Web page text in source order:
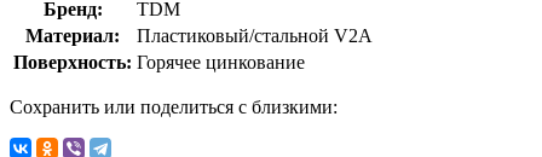
Бренд:
TDM
Материал:
Пластиковый/стальной V2A
Поверхность: Горячее цинкование
Сохранить или поделиться с близкими: